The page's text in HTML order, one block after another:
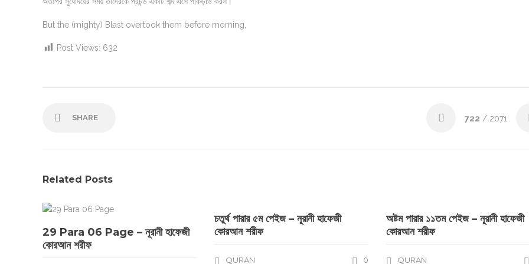
But the (mighty) Blast overtook them before morning,
Post Views: 632
SHARE 722 / 2071
Related Posts
29 Para 06 Page – নূরানী হাফেজী
কোরআন শরীফ
চতুর্থ পারার ৫ম পেইজ – নূরানী হাফেজী
কোরআন শরীফ
QURAN 0
অষ্টম পারার ১১তম পেইজ – নূরানী হাফেজী
কোরআন শরীফ
QURAN